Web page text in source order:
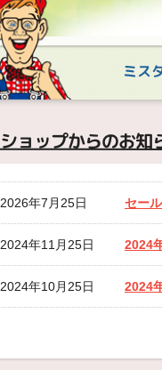
ミス
ショップからのお知
2026年7月25日 セー
2024年11月25日 2024
2024年10月25日 2024